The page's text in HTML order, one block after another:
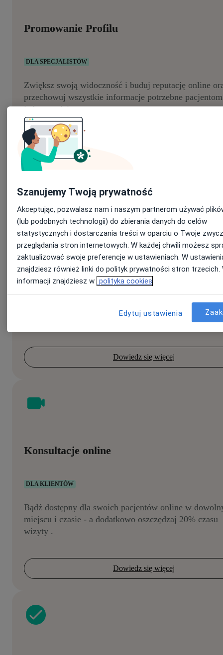
Promowanie Profilu
DLA SPECJALISTÓW
Zwiększ swoją widoczność i buduj reputację online
przechowuj wszystkie informacje potrzebne
jednym miejscu.
Płatności
DLA KLIENTÓW
chwilę lub w ogóle się na nich nie pojawiają?
więcej o korzyściach płynących z Płatności.
Dowiedz się więcej
Konsultacje online
DLA KLIENTÓW
Bądź dostępny dla swoich pacjentów online w
miejscu i czasie - a dodatkowo oszczędzaj 20% czasu
wizyty .
Dowiedz się więcej
Szanujemy Twoją prywatność
Akceptując, pozwalasz nam i naszym partnerom używać
(lub podobnych technologii) do zbierania danych do celów
statystycznych i dostarczania treści w oparciu o Twoje
przeglądania stron internetowych. W każdej chwili możesz
zaktualizować swoje preferencje w ustawieniach. W
znajdziesz również linki do polityk prywatności stron trzecich.
informacji znajdziesz w polityka cookies
Edytuj ustawienia